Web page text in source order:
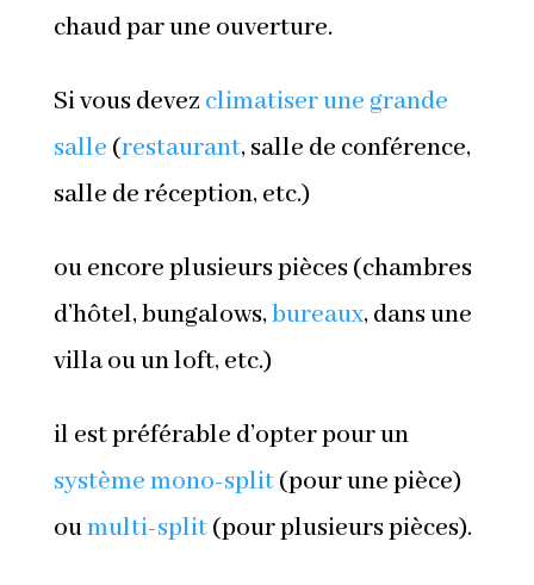
chaud par une ouverture.
Si vous devez climatiser une grande
salle (restaurant, salle de conférence,
salle de réception, etc.)
ou encore plusieurs pièces (chambres
d’hôtel, bungalows,bureaux, dans une
villa ou un loft, etc.)
il est préférable d’opter pour un
systèmemono-split(pour une pièce)
oumulti-split(pour plusieurs pièces).